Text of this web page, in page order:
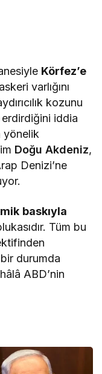
Körfez’e
varlığını
kozunu
iddia
yönelik
Doğu Akdeniz,
Denizi’ne
baskıyla
Tüm bu
bir durumda
ABD’nin